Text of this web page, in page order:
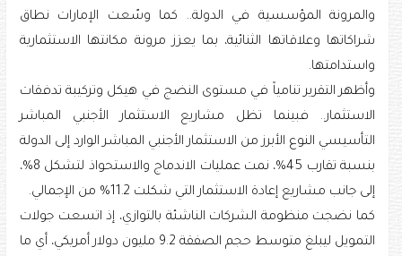
والمرونة المؤسسية في الدولة.. كما وسّعت الإمارات نطاق
شراكاتها وعلاقاتها الثنائية، بما يعزز مرونة مكانتها الاستثمارية
واستدامتها.
وأظهر التقرير تنامياً في مستوى النضج في هيكل وتركيبة تدفقات
الاستثمار.. فبينما تظل مشاريع الاستثمار الأجنبي المباشر
التأسيسي النوع الأبرز من الاستثمار الأجنبي المباشر الوارد إلى الدولة
بنسبة تقارب 45%، نمت عمليات الاندماج والاستحواذ لتشكل 8%،
إلى جانب مشاريع إعادة الاستثمار التي شكلت 11.2% من الإجمالي.
كما نضجت منظومة الشركات الناشئة بالتوازي، إذ اتسعت جولات
التمويل ليبلغ متوسط حجم الصفقة 9.2 مليون دولار أمريكي، أي ما